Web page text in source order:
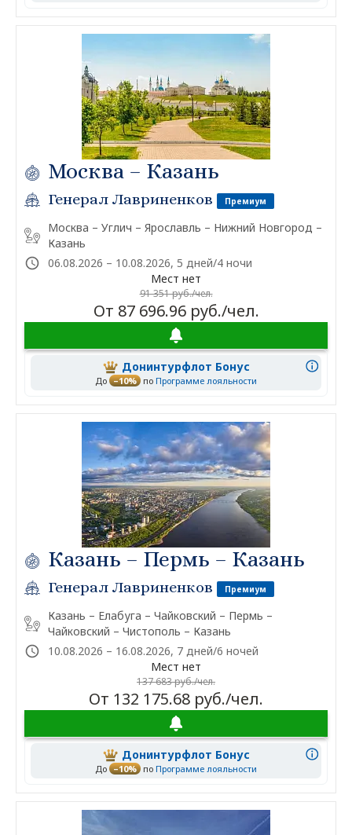
Москва – Казань
Генерал Лавриненков Премиум
Москва – Углич – Ярославль – Нижний Новгород –
Казань
06.08.2026 – 10.08.2026, 5 дней/4 ночи
Мест нет
91 351 руб./чел.
От 87 696.96 руб./чел.
Донинтурфлот Бонус
До –10% по Программе лояльности
Казань – Пермь – Казань
Генерал Лавриненков Премиум
Казань – Елабуга – Чайковский – Пермь –
Чайковский – Чистополь – Казань
10.08.2026 – 16.08.2026, 7 дней/6 ночей
Мест нет
137 683 руб./чел.
От 132 175.68 руб./чел.
Донинтурфлот Бонус
До –10% по Программе лояльности